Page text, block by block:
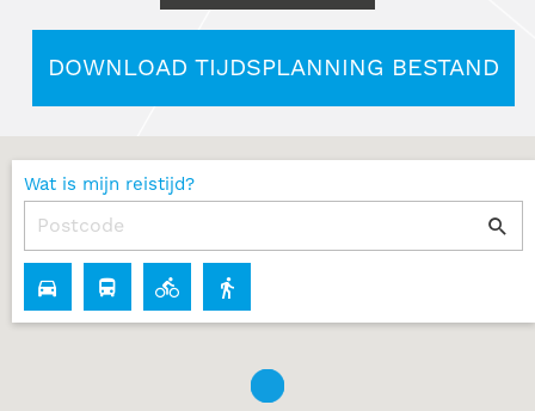
DOWNLOAD TIJDSPLANNING BESTAND
Wat is mijn reistijd?